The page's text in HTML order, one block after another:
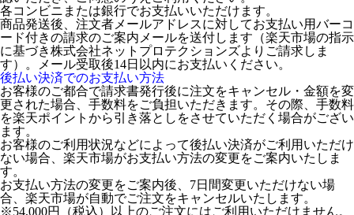
各コンビニまたは銀行でお支払いいただけます。
商品発送後、注文者メールアドレスに対してお支払い用バーコ
ード付きの請求のご案内メールを送付します（楽天市場の指示
に基づき株式会社ネットプロテクションズよりご請求しま
す）。メール受取後14日以内にお支払いください。
後払い決済でのお支払い方法
お客様のご都合で請求書発行後に注文をキャンセル・金額を変
更された場合、手数料をご負担いただきます。その際、手数料
を楽天ポイントから引き落としをさせていただく場合がござい
ます。
お客様のご利用状況などによって後払い決済がご利用いただけ
ない場合、楽天市場がお支払い方法の変更をご案内いたしま
す。
お支払い方法の変更をご案内後、7日間変更いただけない場
合、楽天市場が自動でご注文をキャンセルいたします。
※54,000円（税込）以上のご注文にはご利用いただけません。